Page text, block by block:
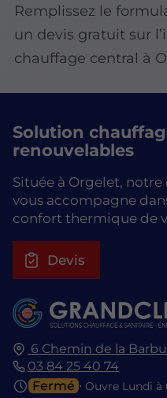
Remplissez le
un devis gratuit sur
chauffage central à
6 Chemin de la
03 84 25 40 74
Fermé ⋅ Ouvre Lundi à
Solution
renouvelables
Située à Orgelet,
vous accompagne
confort thermique de
Devis